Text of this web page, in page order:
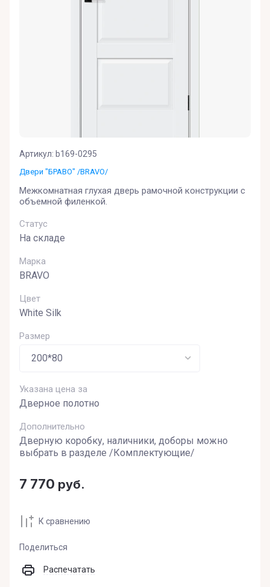
Артикул: b169-0295
Двери "БРАВО" /BRAVO/
Межкомнатная глухая дверь рамочной конструкции с
объемной филенкой.
Статус
На складе
Марка
BRAVO
Цвет
White Silk
Размер
Указана цена за
Дверное полотно
Дополнительно
Дверную коробку, наличники, доборы можно
выбрать в разделе /Комплектующие/
7 770 руб.
К сравнению
Поделиться
Распечатать